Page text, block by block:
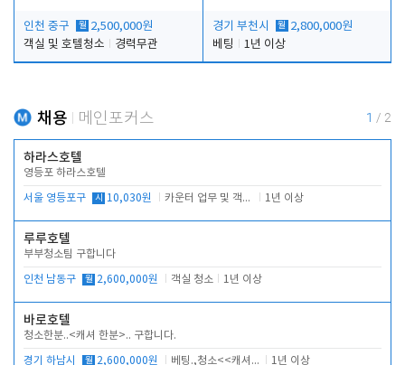
인천 중구 월 2,500,000원
객실 및 호텔청소
경력무관
경기 부천시 월 2,800,000원
베팅
1년 이상
채용 메인포커스 1 / 2
하라스호텔
영등포 하라스호텔
서울 영등포구 시 10,030원 카운터 업무 및 객실관리(청소상태 확인, 객실판매) 1년 이상
루루호텔
부부청소팀 구합니다
인천 남동구 월 2,600,000원 객실 청소 1년 이상
바로호텔
청소한분..<캐셔 한분>.. 구합니다.
경기 하남시 월 2,600,000원 베팅.,청소<<캐셔 모셔봅니다. 1년 이상